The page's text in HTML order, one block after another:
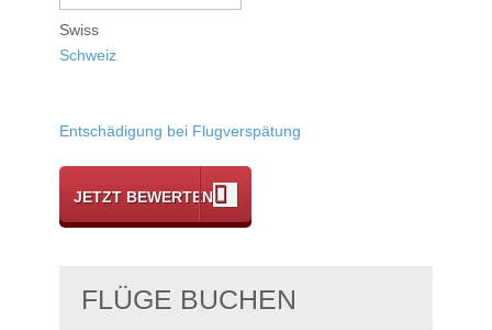
Swiss
Schweiz
Entschädigung bei Flugverspätung
JETZT BEWERTEN
FLÜGE BUCHEN